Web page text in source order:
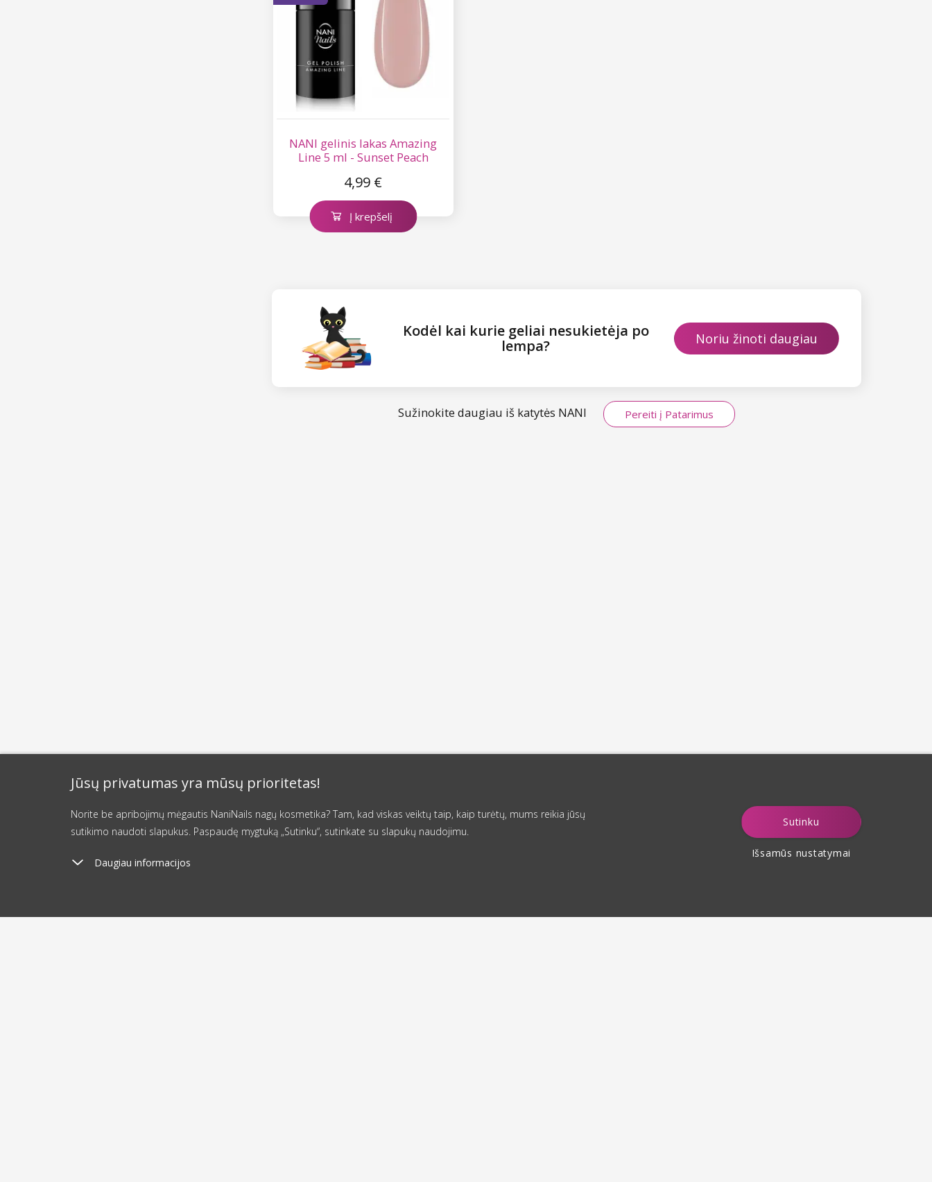
Jūsų privatumas yra mūsų prioritetas!
Norite be apribojimų mėgautis NaniNails nagų kosmetika? Tam, kad viskas veiktų taip, kaip turėtų, mums reikia jūsų
sutikimo naudoti slapukus. Paspaudę mygtuką „Sutinku“, sutinkate su slapukų naudojimu.
Daugiau informacijos
Sutinku
Išsamūs nustatymai
NANI gelinis lakas Amazing
Line 5 ml - Sunset Peach
4,99 €
Į krepšelį
Kodėl kai kurie geliai nesukietėja po
lempa?
Noriu žinoti daugiau
Sužinokite daugiau iš katytės NANI Pereiti į Patarimus